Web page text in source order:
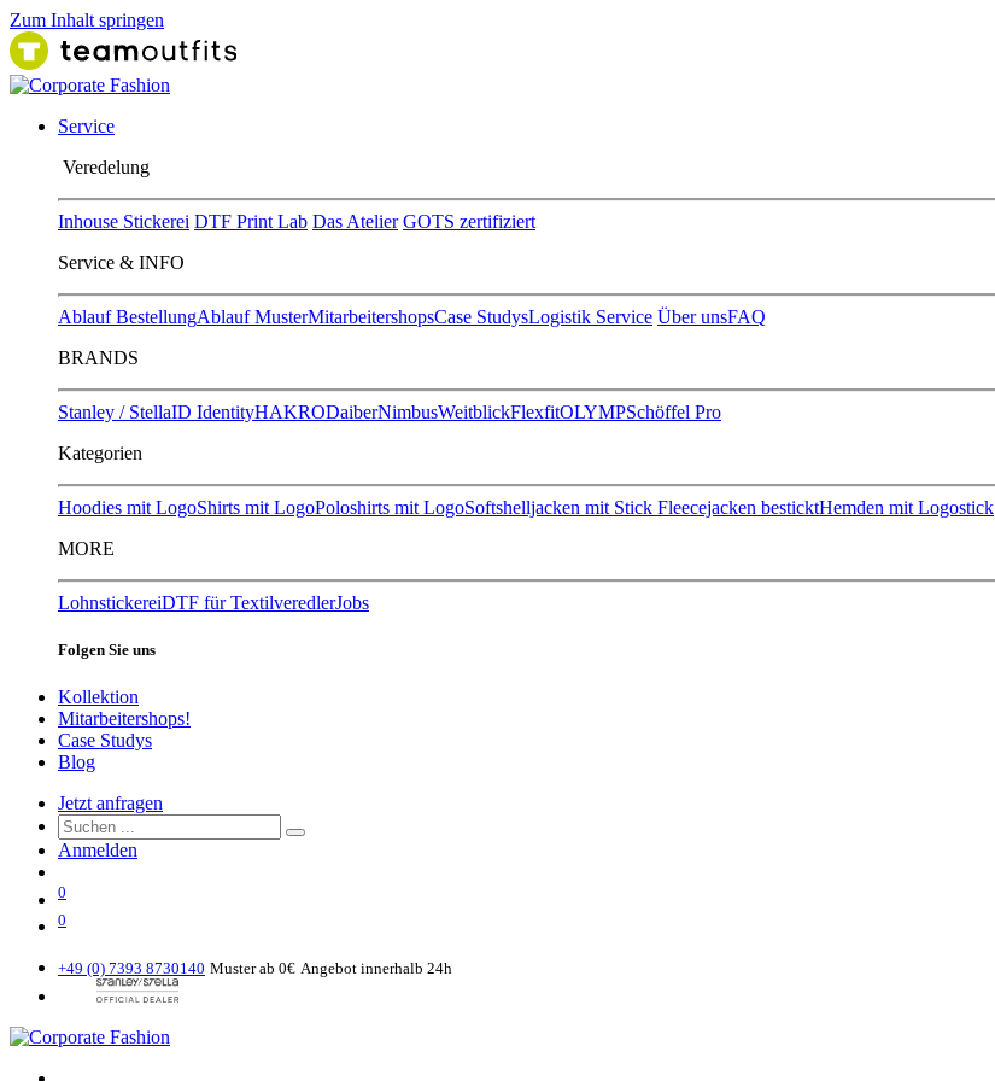
Zum Inhalt springen
Service
Ver​edelung
Inhouse Stickerei DTF Print Lab Das Atelier GOTS zertifiziert
Service & INFO
Ablauf BestellungAblauf MusterMitarbeitershopsCase StudysLogistik Service Über unsFAQ
BRANDS
Stanley / StellaID IdentityHAKRODaiberNimbusWeitblickFlexfitOLYMPSchöffel Pro
Kategorien
Hoodies mit LogoShirts mit LogoPoloshirts mit LogoSoftshelljacken mit Stick Fleecejacken besticktHemden mit Logostick
MORE
LohnstickereiDTF für TextilveredlerJobs
Folgen Sie uns
Kollektion
Mitarbeitershops!
Case Studys
Blog
Jetzt anfragen
Anmelden
0
0
+49 (0) 7393 8730140 Muster ab 0€ Angebot innerhalb 24h